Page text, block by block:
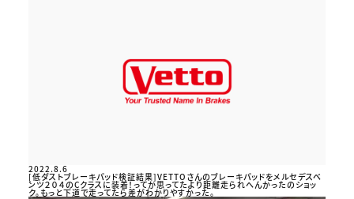
2022.8.6
[低ダストブレーキパッド検証結果]VETTOさんのブレーキパッドをメルセデスベ
ンツ２０４のCクラスに装着！ってか思ってたより距離走られへんかったのショッ
ク。もっと下道で走ってたら差がわかりやすかった。